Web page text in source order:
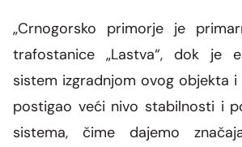
„Crnogorsko primorje je
trafostanice „Lastva“, dok je
sistem izgradnjom ovog objekta i
postigao veći nivo stabilnosti i
sistema, čime dajemo